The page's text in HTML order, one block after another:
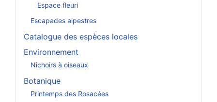
Espace fleuri
Escapades alpestres
Catalogue des espèces locales
Environnement
Nichoirs à oiseaux
Botanique
Printemps des Rosacées